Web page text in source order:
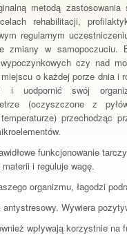
metodą zastosowania
rehabilitacji,
regularnym
zmiany w samopoczuciu.
czy nad
o każdej porze dnia i
i uodpornić swój
(oczyszczone z
przechodząc
funkcjonowanie
i reguluje wagę.
organizmu, łagodzi
Wywiera
wpływają korzystnie na